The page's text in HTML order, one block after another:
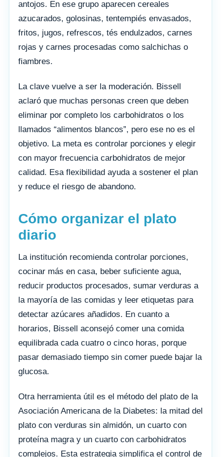
antojos. En ese grupo aparecen cereales
azucarados, golosinas, tentempiés envasados,
fritos, jugos, refrescos, tés endulzados, carnes
rojas y carnes procesadas como salchichas o
fiambres.
La clave vuelve a ser la moderación. Bissell
aclaró que muchas personas creen que deben
eliminar por completo los carbohidratos o los
llamados “alimentos blancos”, pero ese no es el
objetivo. La meta es controlar porciones y elegir
con mayor frecuencia carbohidratos de mejor
calidad. Esa flexibilidad ayuda a sostener el plan
y reduce el riesgo de abandono.
Cómo organizar el plato
diario
La institución recomienda controlar porciones,
cocinar más en casa, beber suficiente agua,
reducir productos procesados, sumar verduras a
la mayoría de las comidas y leer etiquetas para
detectar azúcares añadidos. En cuanto a
horarios, Bissell aconsejó comer una comida
equilibrada cada cuatro o cinco horas, porque
pasar demasiado tiempo sin comer puede bajar la
glucosa.
Otra herramienta útil es el método del plato de la
Asociación Americana de la Diabetes: la mitad del
plato con verduras sin almidón, un cuarto con
proteína magra y un cuarto con carbohidratos
complejos. Esta estrategia simplifica el control de